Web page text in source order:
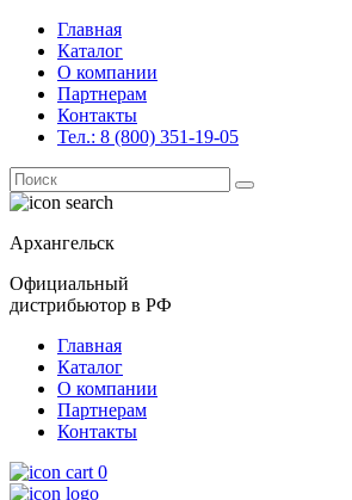
Главная
Каталог
О компании
Партнерам
Контакты
Тел.: 8 (800) 351-19-05
Поиск
for:
Архангельск
Официальный
дистрибьютор в РФ
Главная
Каталог
О компании
Партнерам
Контакты
0